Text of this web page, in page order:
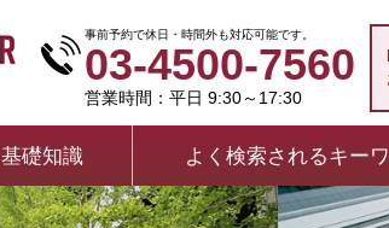
事前予約で休日・時間外も対応可能です。
03-4500-7560
営業時間：平日 9:30～17:30
基礎知識 よく検索されるキー